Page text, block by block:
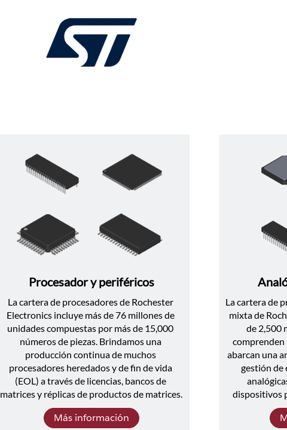
Procesador y periféricos
La cartera de procesadores de Rochester
Electronics incluye más de 76 millones de
unidades compuestas por más de 15,000
números de piezas. Brindamos una
producción continua de muchos
procesadores heredados y de fin de vida
(EOL) a través de licencias, bancos de
matrices y réplicas de productos de matrices.
Más información
La cartera de
mixta de
de 2,500
comprenden
abarcan una
gestión de
dispositivos